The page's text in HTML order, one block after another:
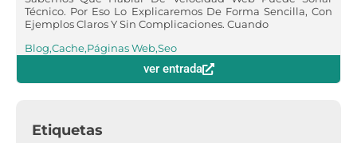
Técnico. Por Eso Lo Explicaremos De Forma Sencilla, Con
Ejemplos Claros Y Sin Complicaciones. Cuando
Blog,Cache,Páginas Web,Seo
ver entrada
Etiquetas